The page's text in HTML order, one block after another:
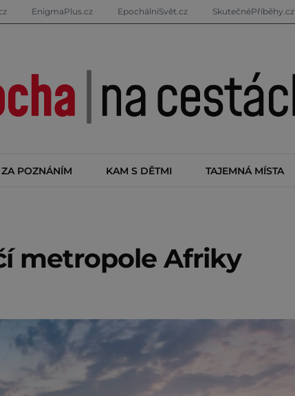
EnigmaPlus.cz EpochálníSvět.cz SkutečnéPříběhy.cz
ZA POZNÁNÍM KAM S DĚTMI TAJEMNÁ MÍSTA
metropole Afriky